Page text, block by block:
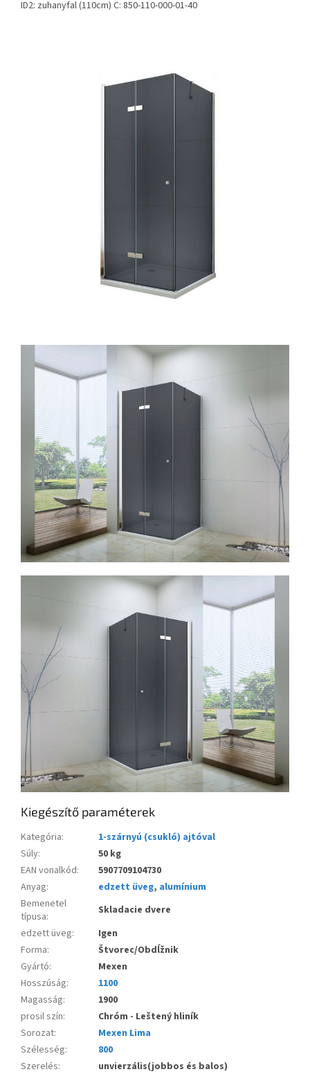
ID2: zuhanyfal (110cm) C: 850-110-000-01-40
Kiegészítő paraméterek
Kategória:
1-szárnyú (csukló) ajtóval
Súly:
50 kg
EAN vonalkód:
5907709104730
Anyag: edzett üveg, alumínium
Bemenetel
típusa:
Skladacie dvere
edzett üveg:
Igen
Forma:
Štvorec/Obdĺžnik
Gyártó:
Mexen
Hosszúság:
1100
Magasság:
1900
prosil szín:
Chróm - Leštený hliník
Sorozat:
Mexen Lima
Szélesség:
800
Szerelés:
unvierzális(jobbos és balos)